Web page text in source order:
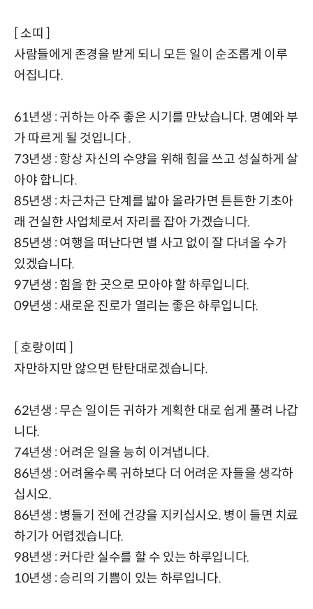
[ 소띠 ]
사람들에게 존경을 받게 되니 모든 일이 순조롭게 이루
어집니다.
61년생 : 귀하는 아주 좋은 시기를 만났습니다. 명예와 부
가 따르게 될 것입니다 .
73년생 : 항상 자신의 수양을 위해 힘을 쓰고 성실하게 살
아야 합니다.
85년생 : 차근차근 단계를 밟아 올라가면 튼튼한 기초아
래 건실한 사업체로서 자리를 잡아 가겠습니다.
85년생 : 여행을 떠난다면 별 사고 없이 잘 다녀올 수가
있겠습니다.
97년생 : 힘을 한 곳으로 모아야 할 하루입니다.
09년생 : 새로운 진로가 열리는 좋은 하루입니다.
[ 호랑이띠 ]
자만하지만 않으면 탄탄대로겠습니다.
62년생 : 무슨 일이든 귀하가 계획한 대로 쉽게 풀려 나갑
니다.
74년생 : 어려운 일을 능히 이겨냅니다.
86년생 : 어려울수록 귀하보다 더 어려운 자들을 생각하
십시오.
86년생 : 병들기 전에 건강을 지키십시오. 병이 들면 치료
하기가 어렵겠습니다.
98년생 : 커다란 실수를 할 수 있는 하루입니다.
10년생 : 승리의 기쁨이 있는 하루입니다.